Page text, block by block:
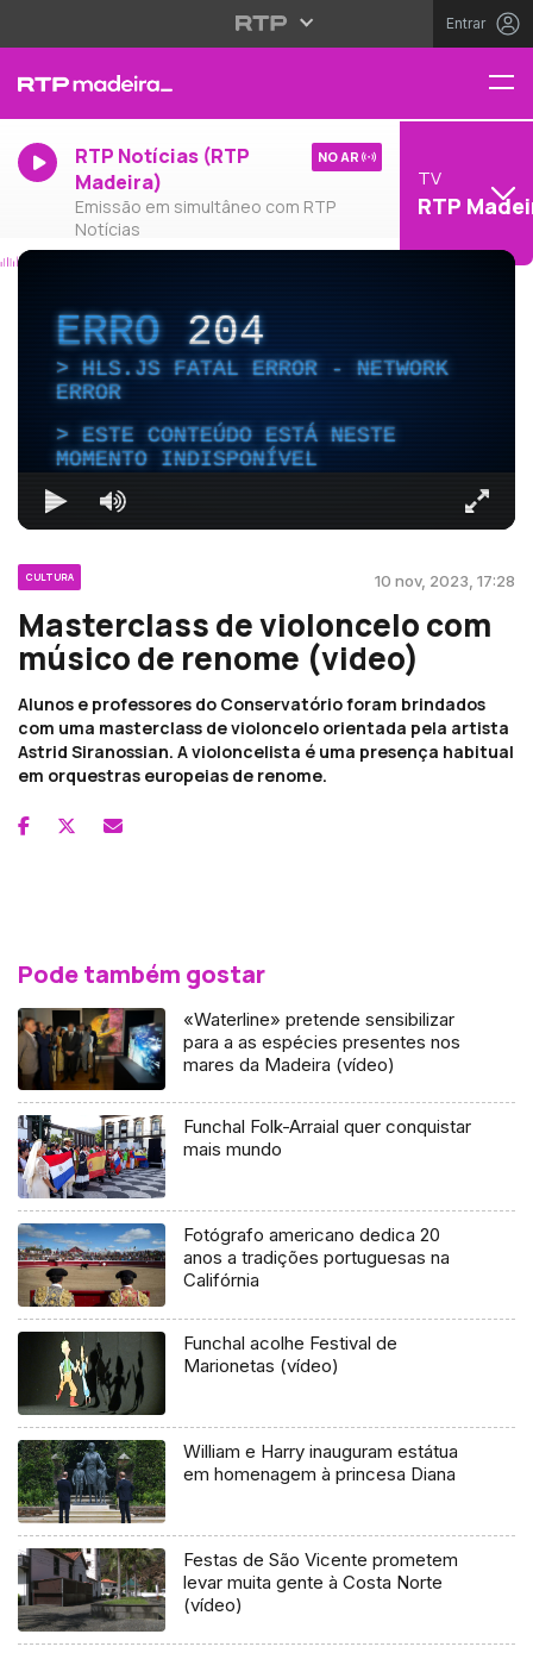
Entrar
RTP Notícias (RTP
Madeira)
Emissão em simultâneo com RTP
Notícias
NO AR
TV
RTP
ERRO204
HLS.JS FATAL ERROR - NETWORK
ERROR
ESTE CONTEÚDO ESTÁ NESTE
MOMENTO INDISPONÍVEL
CULTURA 10 nov, 2023, 17:28
Masterclass de violoncelo com
músico de renome (video)
Alunos e professores do Conservatório foram brindados
com uma masterclass de violoncelo orientada pela artista
Astrid Siranossian. A violoncelista é uma presença habitual
em orquestras europeias de renome.
Pode também gostar
«Waterline» pretende sensibilizar
para a as espécies presentes nos
mares da Madeira (vídeo)
Funchal Folk-Arraial quer conquistar
mais mundo
Fotógrafo americano dedica 20
anos a tradições portuguesas na
Califórnia
Funchal acolhe Festival de
Marionetas (vídeo)
William e Harry inauguram estátua
em homenagem à princesa Diana
Festas de São Vicente prometem
levar muita gente à Costa Norte
(vídeo)